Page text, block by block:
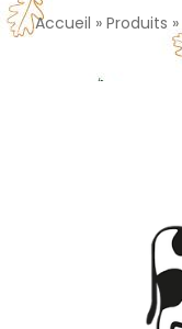
Accueil » Produits »